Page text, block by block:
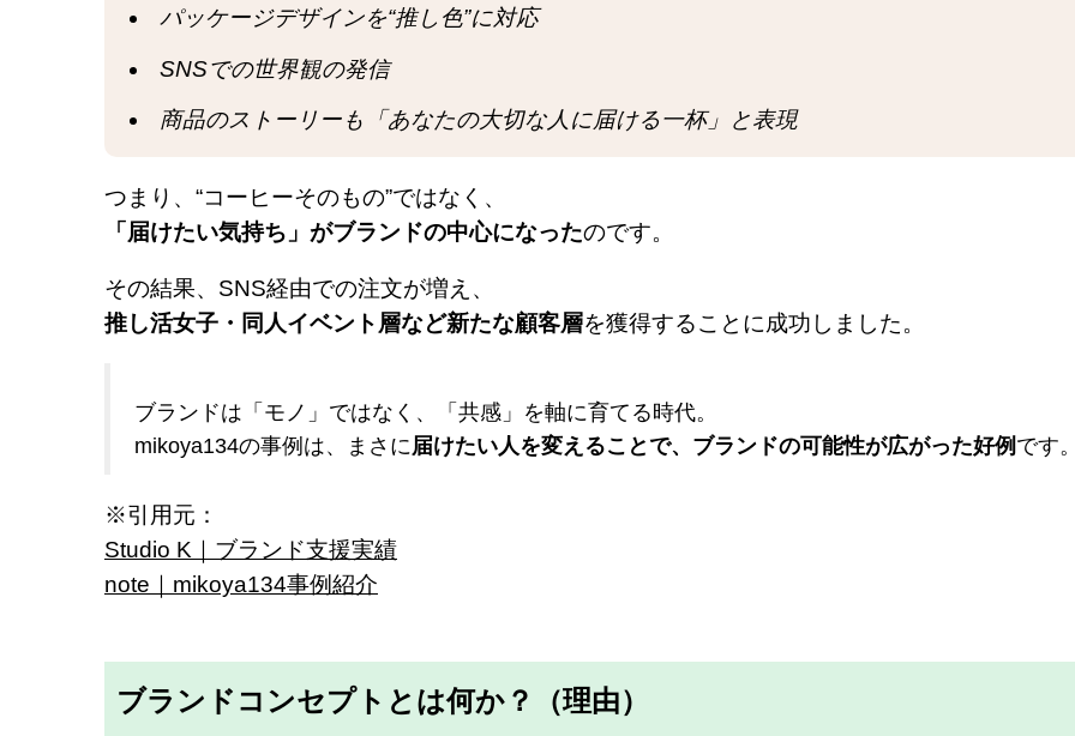
パッケージデザインを“推し色”に対応
SNSでの世界観の発信
商品のストーリーも「あなたの大切な人に届ける一杯」と表現
つまり、“コーヒーそのもの”ではなく、
「届けたい気持ち」がブランドの中心になったのです。
その結果、SNS経由での注文が増え、
推し活女子・同人イベント層など新たな顧客層を獲得することに成功しました。
ブランドは「モノ」ではなく、「共感」を軸に育てる時代。
mikoya134の事例は、まさに届けたい人を変えることで、ブランドの可能性が広がった好例 です
※引用元：
Studio K｜ブランド支援実績
note｜mikoya134事例紹介
ブランドコンセプトとは何か？（理由）